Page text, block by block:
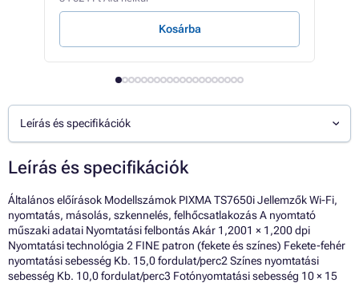
Kosárba
Leírás és specifikációk
Leírás és specifikációk
Általános előírások Modellszámok PIXMA TS7650i Jellemzők Wi-Fi,
nyomtatás, másolás, szkennelés, felhőcsatlakozás A nyomtató
műszaki adatai Nyomtatási felbontás Akár 1,2001 × 1,200 dpi
Nyomtatási technológia 2 FINE patron (fekete és színes) Fekete-fehér
nyomtatási sebesség Kb. 15,0 fordulat/perc2 Színes nyomtatási
sebesség Kb. 10,0 fordulat/perc3 Fotónyomtatási sebesség 10 × 15